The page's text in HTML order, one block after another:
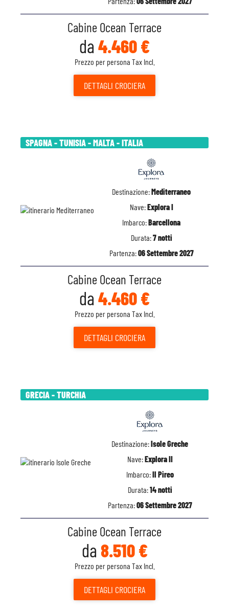
Cabine Ocean Terrace
da 4.460 €
Prezzo per persona Tax Incl.
DETTAGLI CROCIERA
SPAGNA - TUNISIA - MALTA - ITALIA
Destinazione:Mediterraneo
Nave:Explora I
Imbarco:Barcellona
Durata:7 notti
Partenza:06 Settembre 2027
Cabine Ocean Terrace
da 4.460 €
Prezzo per persona Tax Incl.
DETTAGLI CROCIERA
GRECIA - TURCHIA
Destinazione:Isole Greche
Nave:Explora II
Imbarco:Il Pireo
Durata:14 notti
Partenza:06 Settembre 2027
Cabine Ocean Terrace
da 8.510 €
Prezzo per persona Tax Incl.
DETTAGLI CROCIERA